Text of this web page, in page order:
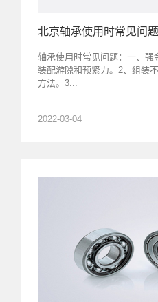
北京轴承使用时常见问题
轴承使用时常见问题：一、强
装配游隙和预紧力。2、组装
方法。3...
2022-03-04